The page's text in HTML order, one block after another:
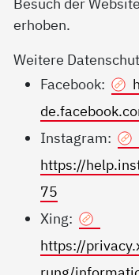
erhoben.
Weitere
Facebook:
Instagram:
https://
75
Xing:
https://